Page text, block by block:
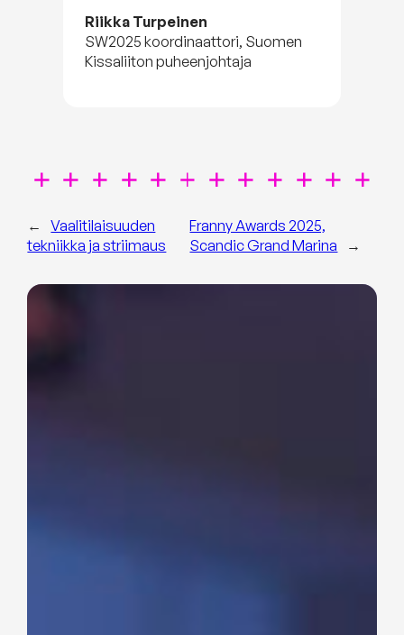
Riikka Turpeinen
SW2025 koordinaattori, Suomen
Kissaliiton puheenjohtaja
←
Vaalitilaisuuden
tekniikka ja striimaus
Franny Awards 2025,
Scandic Grand Marina
→